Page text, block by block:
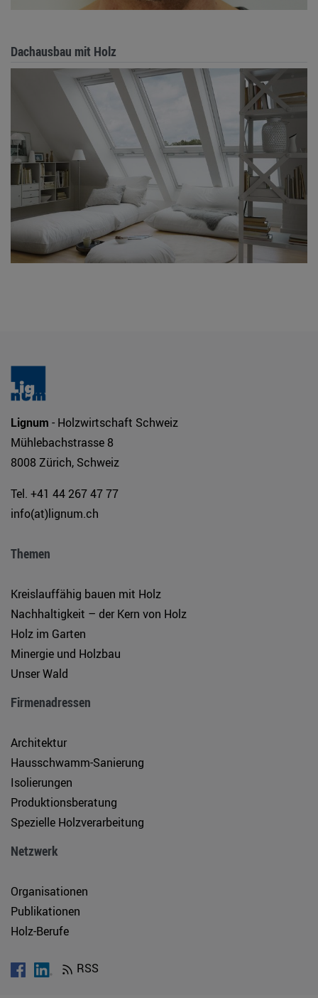
Dachausbau mit Holz
Lignum - Holzwirtschaft Schweiz
Mühlebachstrasse 8
8008 Zürich, Schweiz
Tel. +41 44 267 47 77
info(at)lignum.ch
Themen
Kreislauffähig bauen mit Holz
Nachhaltigkeit – der Kern von Holz
Holz im Garten
Minergie und Holzbau
Unser Wald
Firmenadressen
Architektur
Hausschwamm-Sanierung
Isolierungen
Produktionsberatung
Spezielle Holzverarbeitung
Netzwerk
Organisationen
Publikationen
Holz-Berufe
RSS